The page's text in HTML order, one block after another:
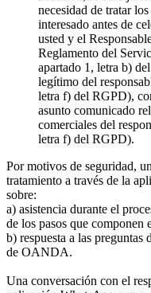
necesidad de tratar
interesado antes de
usted y el
Reglamento del
apartado 1, letra b)
legítimo del
letra f) del RGPD),
asunto comunicado
comerciales del
letra f) del RGPD).
Por motivos de seguridad,
tratamiento a través de la
sobre:
a) asistencia durante el
de los pasos que componen
b) respuesta a las
de OANDA.
Una conversación con el